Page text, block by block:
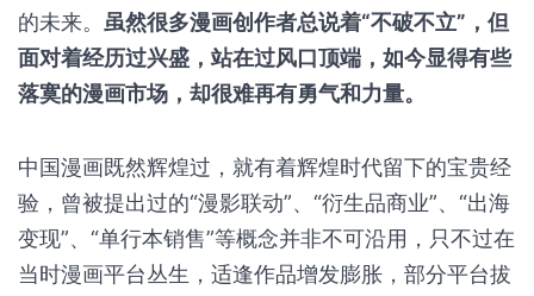
的未来。 虽然很多漫画创作者总说着“不破不立”，但
面对着经历过兴盛，站在过风口顶端，如今显得有些
落寞的漫画市场，却很难再有勇气和力量。
中国漫画既然辉煌过，就有着辉煌时代留下的宝贵经
验，曾被提出过的“漫影联动”、“衍生品商业”、“出海
变现”、“单行本销售”等概念并非不可沿用，只不过在
当时漫画平台丛生，适逢作品增发膨胀，部分平台拔